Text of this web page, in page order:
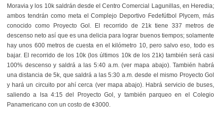
Moravia y los 10k saldrán desde el Centro Comercial Lagunillas, en Heredia;
ambos tendrán como meta el Complejo Deportivo Fedefútbol Plycem, más
conocido como Proyecto Gol. El recorrido de 21k tiene 337 metros de
descenso neto así que es una delicia para lograr buenos tiempos; solamente
hay unos 600 metros de cuesta en el kilómetro 10, pero salvo eso, todo es
bajar. El recorrido de los 10k (los últimos 10k de los 21k) también será casi
100% descenso y saldrá a las 5:40 a.m. (ver mapa abajo). También habrá
una distancia de 5k, que saldrá a las 5:30 a.m. desde el mismo Proyecto Gol
y hará un circuito por ahí cerca (ver mapa abajo). Habrá servicio de buses,
saliendo a lsa 4:15 del Proyecto Gol, y también parqueo en el Colegio
Panamericano con un costo de ¢3000.